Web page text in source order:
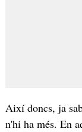
Així doncs, ja
n'hi ha més. En